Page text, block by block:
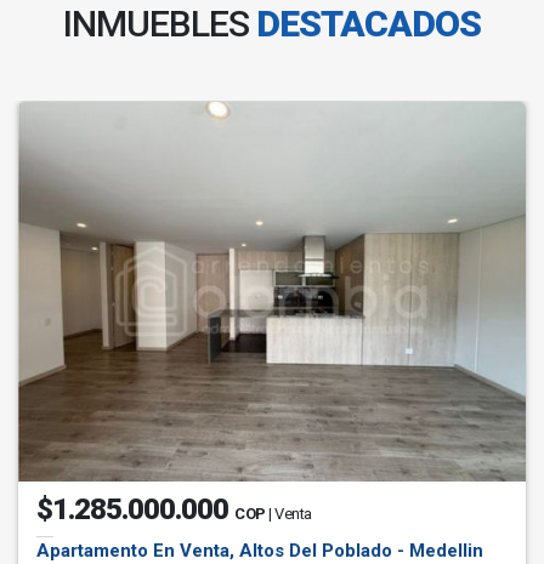
INMUEBLES DESTACADOS
$1.285.000.000 COP | Venta
Apartamento En Venta, Altos Del Poblado - Medellin